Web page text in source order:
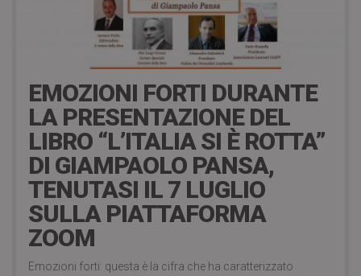
16 Giugno 2020
EMOZIONI FORTI DURANTE
LA PRESENTAZIONE DEL
LIBRO “L’ITALIA SI È ROTTA”
DI GIAMPAOLO PANSA,
TENUTASI IL 7 LUGLIO
SULLA PIATTAFORMA
ZOOM
Emozioni forti: questa è la cifra che ha caratterizzato